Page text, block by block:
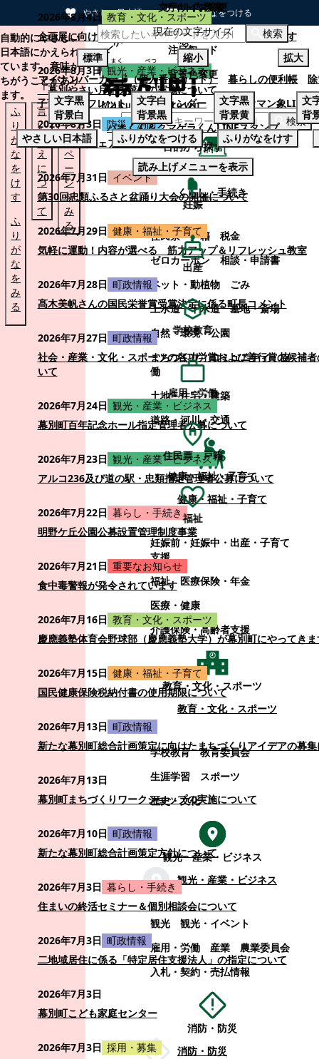
やさしい日本語 ひらがなをつける
本文へスキップする
自動的にやさしい
日本語にかえられ
ています。意味が
ちがうことがあり
ます。
ふ
り
が
な
を
け
す
ふ
り
が
な
を
み
る
言
い
替
え
に
つ
い
て
も
と
の
ペ
ー
ジ
を
み
る
検索
くらし・手続き
くらし・手続き
住民票・戸籍
税金
ゼロカーボン
相談・申請書
ペット・動植物
ごみ
上水道・下水道
墓地・斎場
自然・環境・公園
まちづくり・コミュニティ・協
働
土地・住宅・建築
道路・河川・交通
健康・福祉・子育て
健康・福祉・子育て
妊娠前・妊娠中・出産・子育て
支援
福祉
医療保険・年金
医療・健康
介護保険・高齢者支援
教育・文化・スポーツ
教育・文化・スポーツ
学校教育
教育委員会
生涯学習
スポーツ
歴史・文化
観光・産業・ビジネス
観光・産業・ビジネス
観光
観光・イベント
雇用・労働
産業
農業委員会
入札・契約・売払情報
消防・防災
消防・防災
2026年8月4日 教育・文化・スポーツ
企画展に向けて：安東ウメ子さんとの思い出を募集します
2026年8月3日 観光・産業・ビジネス
「幕別やさい月イチ菜」の実施について
2026年8月3日 防災・消防
幕別町防災フェアの開催について
2026年7月31日 イベント
第30回忠類ふるさと盆踊り大会の開催について
2026年7月29日 健康・福祉・子育て
気軽に運動！内容が選べる 筋力アップ＆リフレッシュ教室
2026年7月28日 町政情報
髙木美帆さんの国民栄誉賞受賞決定に係る町長コメント
2026年7月27日 町政情報
社会・産業・文化・スポーツの各功労賞および善行賞の候補
いて
2026年7月24日 観光・産業・ビジネス
幕別町百年記念ホール指定管理者公募について
2026年7月23日 観光・産業・ビジネス
アルコ236及び道の駅・忠類指定管理者公募について
2026年7月22日 暮らし・手続き
明野ケ丘公園公募設置管理制度事業
2026年7月21日 重要なお知らせ
食中毒警報が発令されています
2026年7月16日 教育・文化・スポーツ
慶應義塾体育会野球部（慶應義塾大学）が幕別町にやってき
2026年7月15日 健康・福祉・子育て
国民健康保険税納付書の使用期限について
2026年7月13日 町政情報
新たな幕別町総合計画策定に向けたまちづくりアイデアの募
2026年7月13日
幕別町まちづくりワークショップの実施について
2026年7月10日 町政情報
新たな幕別町総合計画策定方針について
2026年7月3日 暮らし・手続き
住まいの終活セミナー＆個別相談会について
2026年7月3日 町政情報
二地域居住に係る「特定居住支援法人」の指定について
2026年7月3日
幕別町こども家庭センター
2026年7月3日 採用・募集
サイト内検索
検索
注目ワード
マイナンバーカード（個人番号カード） 暮らしの便利帳
子育てパンフレット
ごみカレンダー
忠類ナウマン象LINE
パオくん＆クマゲラくんLINEスタンプ
目的から探す
妊娠
出産
学校教育
雇用・労働
住民票・戸籍
福祉
文字サイズ変更
現在の文字サイズ
標準
縮小
拡大
背景色変更
文字黒
背景白
文字白
背景黒
文字黒
背景黄
文
背
やさしい日本語
ふりがなをつける ふりがなをけす
読み上げメニューを表示